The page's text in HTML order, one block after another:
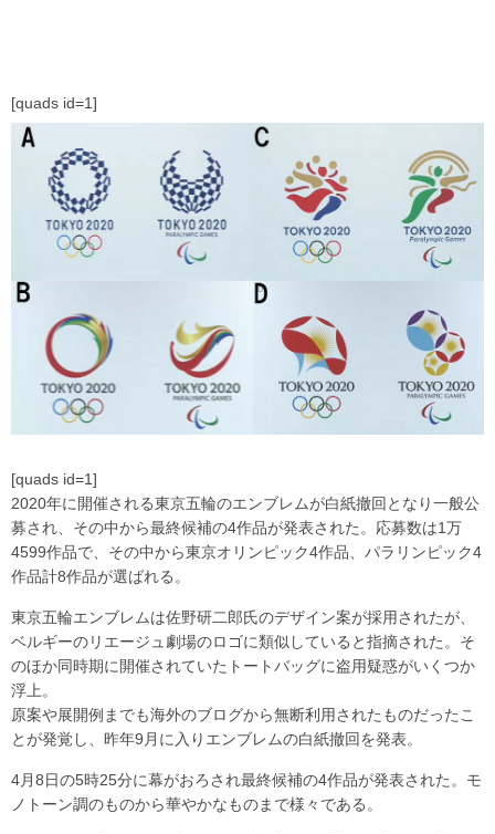
[quads id=1]
[quads id=1]
2020年に開催される東京五輪のエンブレムが白紙撤回となり一般公
募され、その中から最終候補の4作品が発表された。応募数は1万
4599作品で、その中から東京オリンピック4作品、パラリンピック4
作品計8作品が選ばれる。
東京五輪エンブレムは佐野研二郎氏のデザイン案が採用されたが、
ベルギーのリエージュ劇場のロゴに類似していると指摘された。そ
のほか同時期に開催されていたトートバッグに盗用疑惑がいくつか
浮上。
原案や展開例までも海外のブログから無断利用されたものだったこ
とが発覚し、昨年9月に入りエンブレムの白紙撤回を発表。
4月8日の5時25分に幕がおろされ最終候補の4作品が発表された。モ
ノトーン調のものから華やかなものまで様々である。